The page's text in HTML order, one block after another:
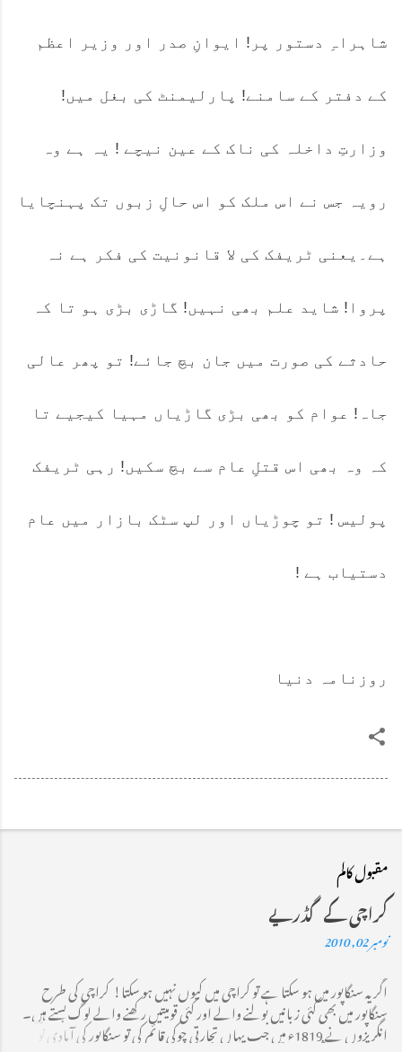
شاہراہِ دستور پر! ایوانِ صدر اور وزیر اعظم
کے دفتر کے سامنے! پارلیمنٹ کی بغل میں!
وزارتِ داخلہ کی ناک کے عین نیچے ! یہ ہے وہ
رویہ جس نے اس ملک کو اس حالِ زبوں تک پہنچایا
ہے۔یعنی ٹریفک کی لا قانونیت کی فکر ہے نہ
پروا! شاید علم بھی نہیں! گاڑی بڑی ہو تا کہ
حادثے کی صورت میں جان بچ جائے! تو پھر عالی
جاہ! عوام کو بھی بڑی گاڑیاں مہیا کیجیے تا
کہ وہ بھی اس قتلِ عام سے بچ سکیں! رہی ٹریفک
پولیس ! تو چوڑیاں اور لپ سٹک بازار میں عام
دستیاب ہے !
روزنامہ دنیا
مقبول کالم
کراچی کے گڈریے
نومبر 02, 2010
اگر یہ سنگاپور میں ہو سکتا ہے تو کراچی میں کیوں نہیں ہو سکتا! کراچی کی طرح
سنگاپور میں بھی کئی زبانیں بولنے والے اور کئی قومیتیں رکھنے والے لوگ بستے ہیں۔
انگریزوں نے 1819ء میں جب یہاں تجارتی چوکی قائم کی تو سنگاپور کی آبادی نو سو